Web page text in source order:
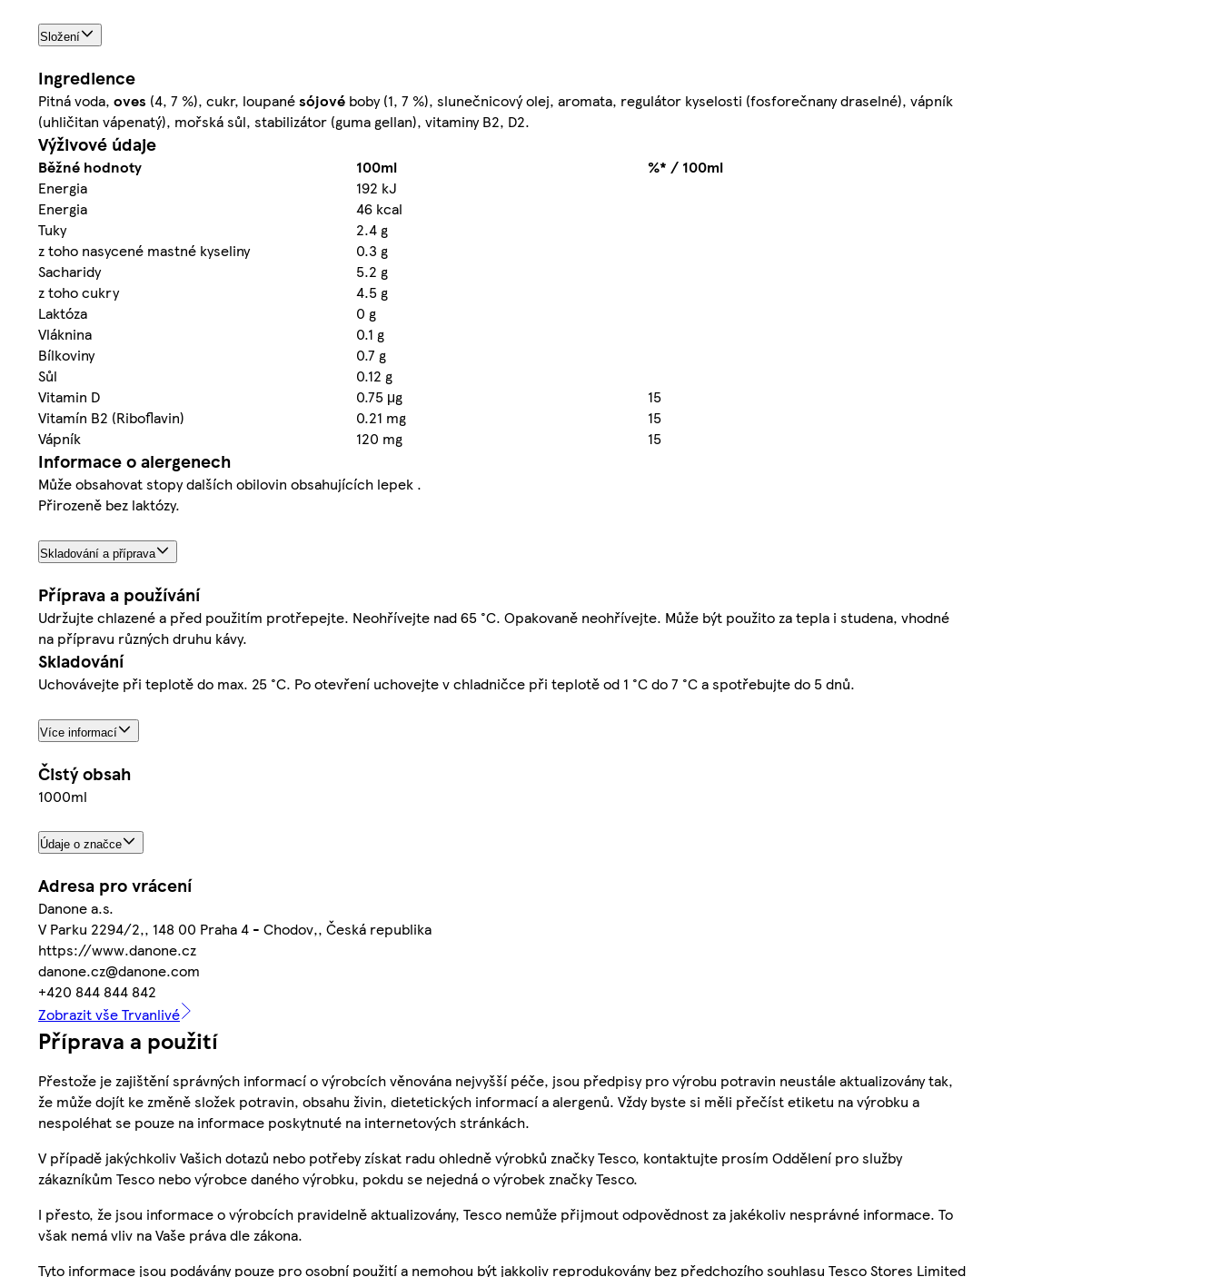
Složení
Ingredience
Pitná voda, oves (4, 7 %), cukr, loupanésójové boby (1, 7 %), slunečnicový olej, aromata, regulátor kyselosti (fosforečnany draselné), vápník
(uhličitan vápenatý), mořská sůl, stabilizátor (guma gellan), vitaminy B2, D2.
Výživové údaje
Běžné hodnoty 100ml
%* / 100ml
Energia
192 kJ
Energia
46 kcal
Tuky
2.4 g
z toho nasycené mastné kyseliny
0.3 g
Sacharidy
5.2 g
z toho cukry
4.5 g
Laktóza
0 g
Vláknina
0.1 g
Bílkoviny
0.7 g
Sůl
0.12 g
Vitamin D
0.75 μg
15
Vitamín B2 (Riboflavin)
0.21 mg
15
Vápník
120 mg 15
Informace o alergenech
Může obsahovat stopy dalších obilovin obsahujících lepek .
Přirozeně bez laktózy.
Skladování a příprava
Příprava a používání
Udržujte chlazené a před použitím protřepejte. Neohřívejte nad 65 °C. Opakovaně neohřívejte. Může být použito za tepla i studena, vhodné
na přípravu různých druhu kávy.
Skladování
Uchovávejte při teplotě do max. 25 °C. Po otevření uchovejte v chladničce při teplotě od 1 °C do 7 °C a spotřebujte do 5 dnů.
Více informací
Čistý obsah
1000ml
Údaje o značce
Adresa pro vrácení
Danone a.s.
V Parku 2294/2,, 148 00 Praha 4 - Chodov,, Česká republika
https://www.danone.cz
danone.cz@danone.com
+420 844 844 842
Zobrazit vše Trvanlivé
Příprava a použití
Přestože je zajištění správných informací o výrobcích věnována nejvyšší péče, jsou předpisy pro výrobu potravin neustále aktualizovány tak,
že může dojít ke změně složek potravin, obsahu živin, dietetických informací a alergenů. Vždy byste si měli přečíst etiketu na výrobku a
nespoléhat se pouze na informace poskytnuté na internetových stránkách.
V případě jakýchkoliv Vašich dotazů nebo potřeby získat radu ohledně výrobků značky Tesco, kontaktujte prosím Oddělení pro služby
zákazníkům Tesco nebo výrobce daného výrobku, pokdu se nejedná o výrobek značky Tesco.
I přesto, že jsou informace o výrobcích pravidelně aktualizovány, Tesco nemůže přijmout odpovědnost za jakékoliv nesprávné informace. To
však nemá vliv na Vaše práva dle zákona.
Tyto informace jsou podávány pouze pro osobní použití a nemohou být jakkoliv reprodukovány bez předchozího souhlasu Tesco Stores Limited